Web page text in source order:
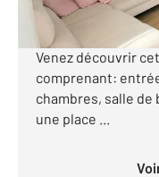
Dans une
maternelle au
Venez découvrir
comprenant:
chambres, salle de
une place ...